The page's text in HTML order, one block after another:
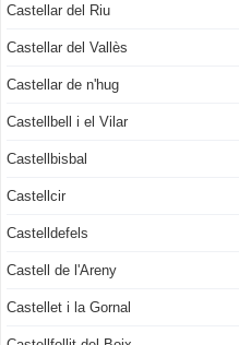
Castellar del Riu
Castellar del Vallès
Castellar de n'hug
Castellbell i el Vilar
Castellbisbal
Castellcir
Castelldefels
Castell de l'Areny
Castellet i la Gornal